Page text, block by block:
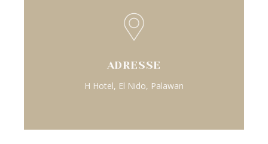
ADRESSE
H Hotel, El Nido, Palawan